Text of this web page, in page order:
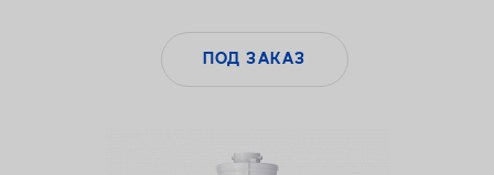
ПОД ЗАКАЗ